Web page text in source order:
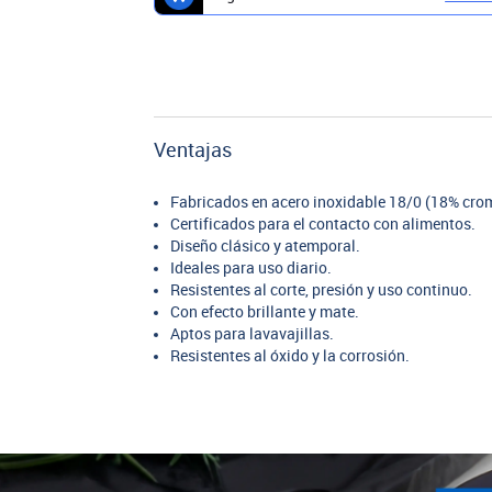
Ventajas
Fabricados en acero inoxidable 18/0 (18%
Certificados para el contacto con alimentos.
Diseño clásico y atemporal.
Ideales para uso diario.
Resistentes al corte, presión y uso continuo.
Con efecto brillante y mate.
Aptos para lavavajillas.
Resistentes al óxido y la corrosión.